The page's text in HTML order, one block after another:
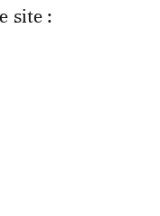
site :